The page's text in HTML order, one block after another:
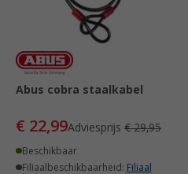
Abus cobra staalkabel
€ 22,99Adviesprijs € 29,95
Beschikbaar
Filiaalbeschikbaarheid: Filiaal